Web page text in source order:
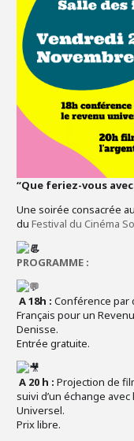
“Que feriez-vous
Une soirée consacrée
du Festival du Cinéma
PROGRAMME :
A 18h : Conférence par
Français pour un
Denisse.
Entrée gratuite.
A 20 h : Projection de
suivi d’un échange
Universel.
Prix libre.